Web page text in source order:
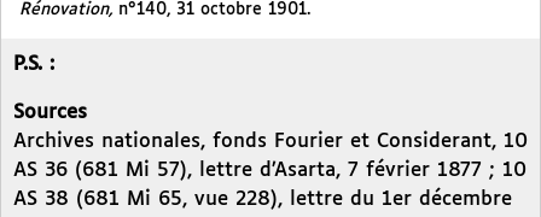
Rénovation, n°140, 31 octobre 1901.
P.S. :
Sources
Archives nationales, fonds Fourier et Considerant, 10
AS 36 (681 Mi 57), lettre d’Asarta, 7 février 1877 ; 10
AS 38 (681 Mi 65, vue 228), lettre du 1er décembre